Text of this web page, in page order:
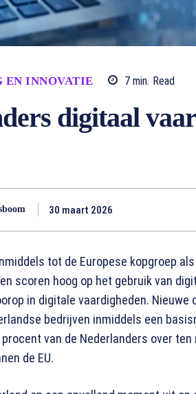
INNOVATIE 7min. Read
digitaal
30 maart 2026
tot de Europese kopgroep
scoren hoog op het gebruik van
in digitale vaardigheden.
bedrijven inmiddels een
van de Nederlanders over
de EU.